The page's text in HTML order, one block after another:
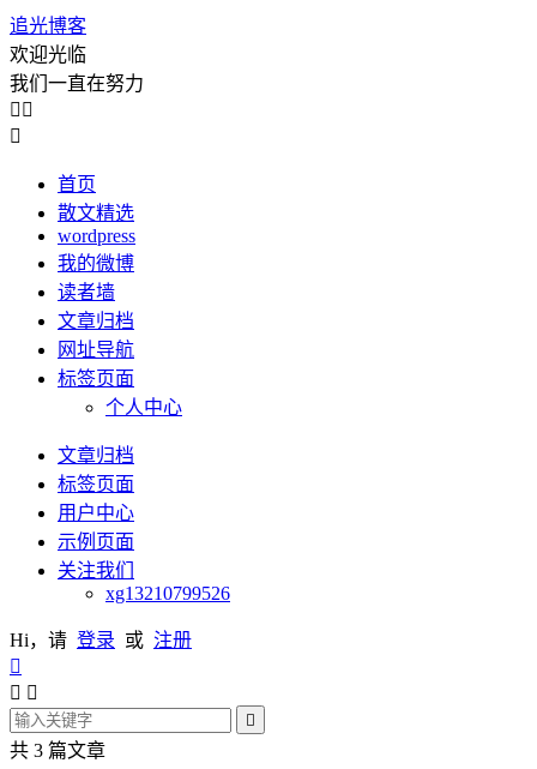
追光博客
欢迎光临
我们一直在努力
 

首页
散文精选
wordpress
我的微博
读者墙
文章归档
网址导航
标签页面
个人中心
文章归档
标签页面
用户中心
示例页面
关注我们
xg13210799526
Hi，请 登录 或 注册

 

共 3 篇文章